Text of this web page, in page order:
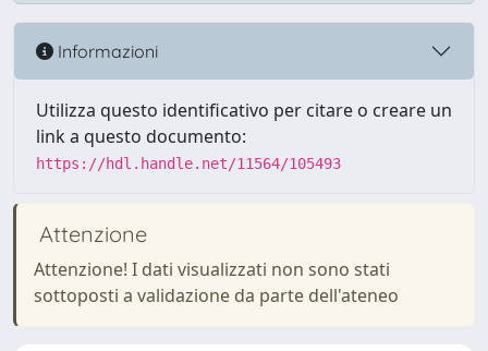
Informazioni
Utilizza questo identificativo per citare o creare un
link a questo documento:
https://hdl.handle.net/11564/105493
Attenzione
Attenzione! I dati visualizzati non sono stati
sottoposti a validazione da parte dell'ateneo